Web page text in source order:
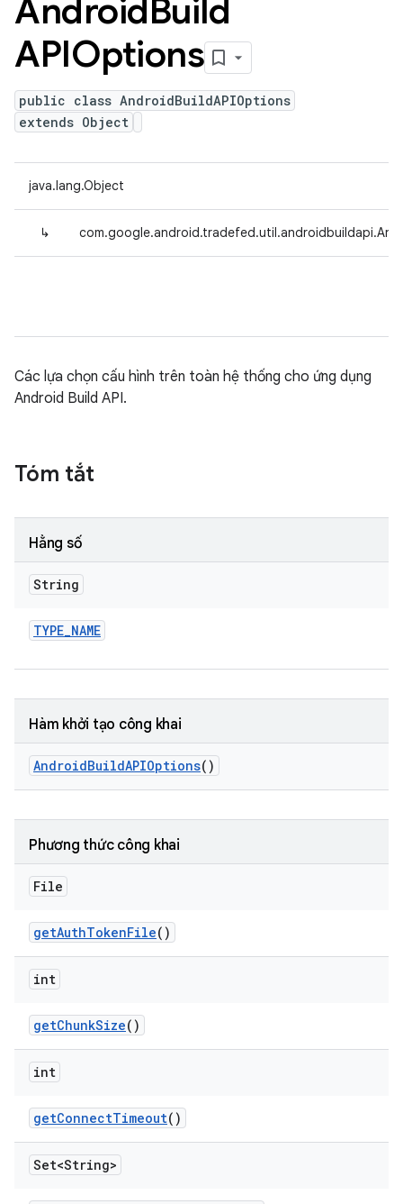
AndroidBuild
APIOptions
public class AndroidBuildAPIOptions
extends Object
java.lang.Object
↳
Các lựa chọn cấu hình trên toàn hệ thống cho ứng dụng
Android Build API.
Tóm tắt
Hằng số
String
TYPE_NAME
Hàm khởi tạo công khai
AndroidBuildAPIOptions()
Phương thức công khai
File
getAuthTokenFile()
int
getChunkSize()
int
getConnectTimeout()
Set<String>